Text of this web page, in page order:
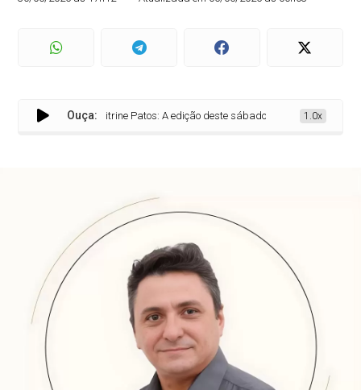
Ouça:
Vitrine Patos: A edição deste sábado traz os principais destaques,
1.0x